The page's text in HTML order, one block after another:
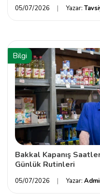
05/07/2026 Yazar:
Bilgi
Bakkal Kapanış
Günlük Rutinleri
05/07/2026 Yazar: